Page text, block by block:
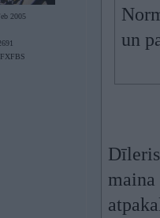
2005
FXFBS
un